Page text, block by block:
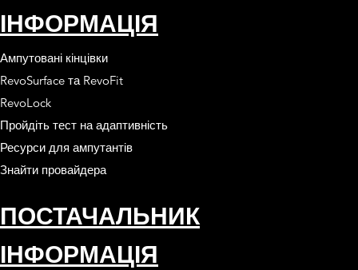
ІНФОРМАЦІЯ
Ампутовані кінцівки
RevoSurface та RevoFit
RevoLock
Пройдіть тест на адаптивність
Ресурси для ампутантів
Знайти провайдера
ПОСТАЧАЛЬНИК
ІНФОРМАЦІЯ